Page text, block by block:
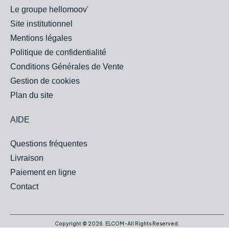
Le groupe hellomoov'
Site institutionnel
Mentions légales
Politique de confidentialité
Conditions Générales de Vente
Gestion de cookies
Plan du site
AIDE
Questions fréquentes
Livraison
Paiement en ligne
Contact
Copyright © 2026. ELCOM-All Rights Reserved.